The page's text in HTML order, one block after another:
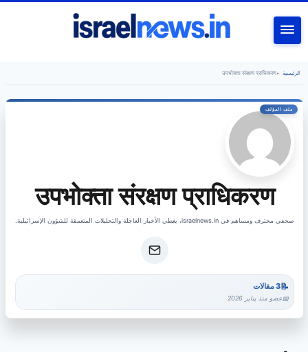
الرئيسية •
उपभोक्ता संरक्षण प्राधिकरण
उपभोक्ता संरक्षण प्राधिकरण
صحفي محترف ومساهم في israelnews.in، يغطي الأخبار العاجلة والتحليلات المتعمقة للشؤون الإسرائيلية.
3 مقالات
عضو منذ يناير 2026